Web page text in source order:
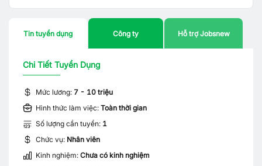
Tin tuyển dụng Công ty Hỗ trợ Jobsnew
Chi Tiết Tuyển Dụng
Mức lương: 7 - 10 triệu
Hình thức làm việc: Toàn thời gian
Số lượng cần tuyển: 1
Chức vụ: Nhân viên
Kinh nghiệm: Chưa có kinh nghiệm